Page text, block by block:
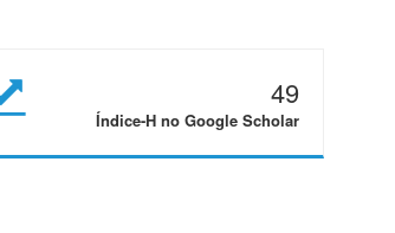
49
Índice-H no Google Scholar